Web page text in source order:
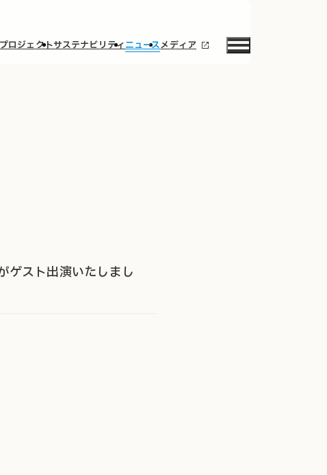
プロジェクトサステナビリティニュースメディア
ゲスト出演いたしまし